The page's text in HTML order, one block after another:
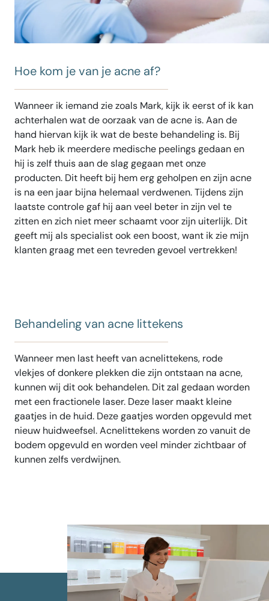
Hoe kom je van je acne af?
Wanneer ik iemand zie zoals Mark, kijk ik eerst of ik kan
achterhalen wat de oorzaak van de acne is. Aan de
hand hiervan kijk ik wat de beste behandeling is. Bij
Mark heb ik meerdere medische peelings gedaan en
hij is zelf thuis aan de slag gegaan met onze
producten. Dit heeft bij hem erg geholpen en zijn acne
is na een jaar bijna helemaal verdwenen. Tijdens zijn
laatste controle gaf hij aan veel beter in zijn vel te
zitten en zich niet meer schaamt voor zijn uiterlijk. Dit
geeft mij als specialist ook een boost, want ik zie mijn
klanten graag met een tevreden gevoel vertrekken!
Behandeling van acne littekens
Wanneer men last heeft van acnelittekens, rode
vlekjes of donkere plekken die zijn ontstaan na acne,
kunnen wij dit ook behandelen. Dit zal gedaan worden
met een fractionele laser. Deze laser maakt kleine
gaatjes in de huid. Deze gaatjes worden opgevuld met
nieuw huidweefsel. Acnelittekens worden zo vanuit de
bodem opgevuld en worden veel minder zichtbaar of
kunnen zelfs verdwijnen.